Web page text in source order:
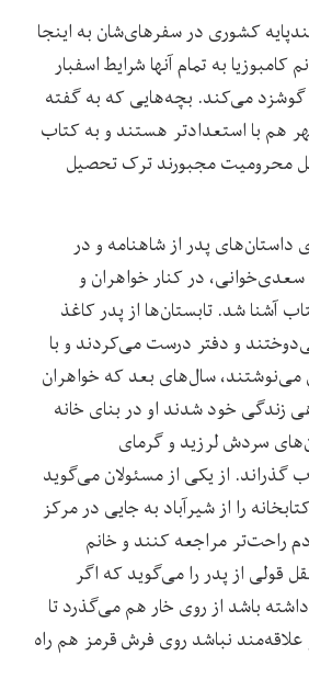
کشوری در سفرهای‌شان به اینجا
به تمام آنها شرایط اسفبار
گوشزد می‌کند. بچه‌هایی که به گفته
هم با استعدادتر هستند و به کتاب
محرومیت مجبورند ترک تحصیل
پدر از شاهنامه و در
در کنار خواهران و
آشنا شد. تابستان‌ها از پدر کاغذ
و دفتر درست می‌کردند و با
سال‌های بعد که خواهران
زندگی خود شدند او در بنای خانه
سردش لرزید و گرمای
گذراند. از یکی از مسئولان می‌گوید
را از شیرآباد به جایی در مرکز
راحت‌تر مراجعه کنند و خانم
قولی از پدر را می‌گوید که اگر
باشد از روی خار هم می‌گذرد تا
علاقه‌مند نباشد روی فرش قرمز هم راه